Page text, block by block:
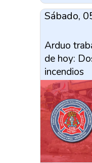
Sábado,
Arduo
de hoy:
incendios